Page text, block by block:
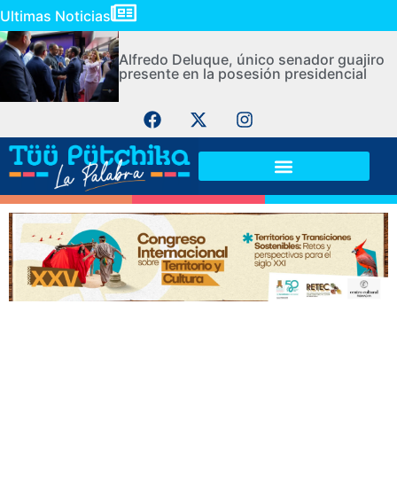
Ultimas Noticias
Alfredo Deluque, único senador guajiro
presente en la posesión presidencial